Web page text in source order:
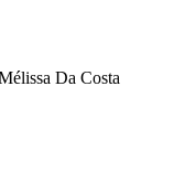
Da Costa